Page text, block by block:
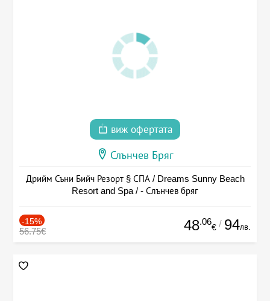
виж офертата
Слънчев Бряг
Дрийм Съни Бийч Резорт § СПА / Dreams Sunny Beach
Resort and Spa / - Слънчев бряг
-15%
56.75€ 48.06
€ / 94лв.